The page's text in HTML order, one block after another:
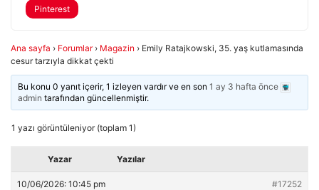
Pinterest
Ana sayfa › Forumlar › Magazin › Emily Ratajkowski, 35. yaş kutlamasında
cesur tarzıyla dikkat çekti
Bu konu 0 yanıt içerir, 1 izleyen vardır ve en son1 ay 3 hafta önce
admin tarafından güncellenmiştir.
1 yazı görüntüleniyor (toplam 1)
Yazar Yazılar
10/06/2026: 10:45 pm #17252